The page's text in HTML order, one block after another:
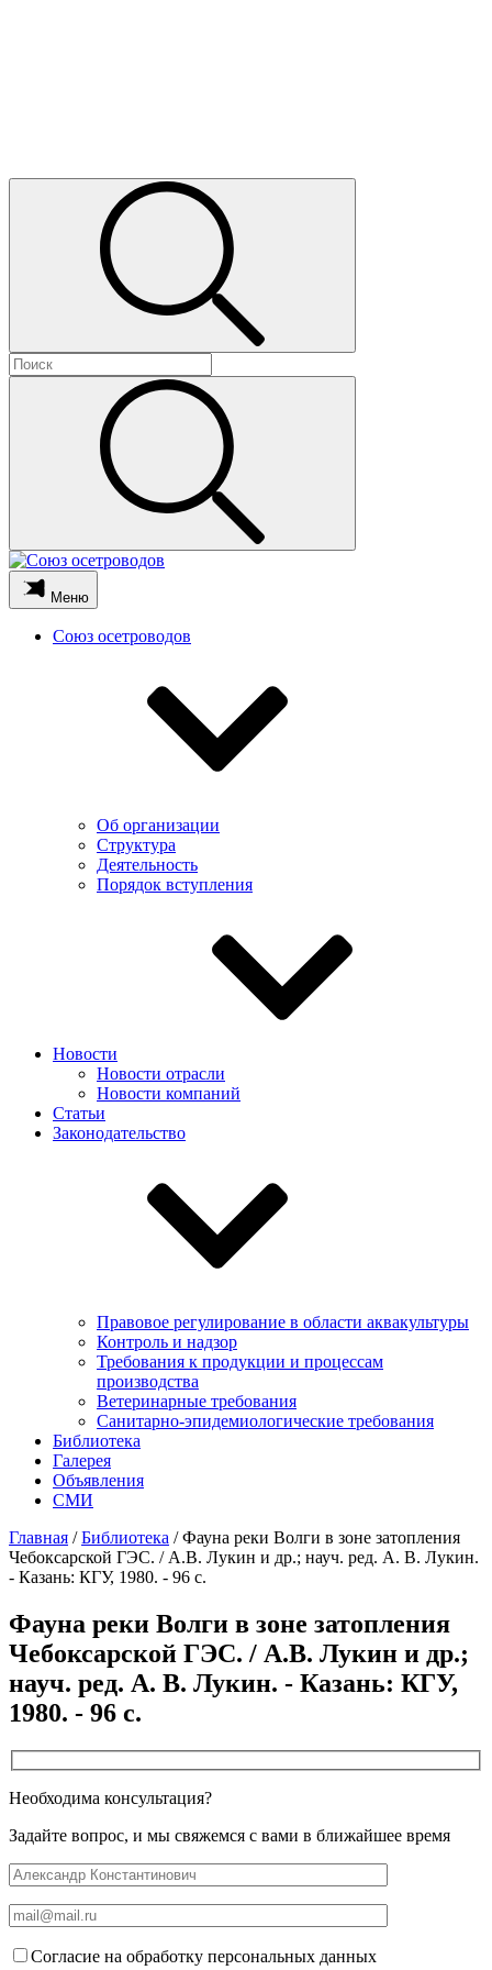
Меню
Союз осетроводов
Об организации
Структура
Деятельность
Порядок вступления
Новости
Новости отрасли
Новости компаний
Статьи
Законодательство
Правовое регулирование в области аквакультуры
Контроль и надзор
Требования к продукции и процессам
производства
Ветеринарные требования
Санитарно-эпидемиологические требования
Библиотека
Галерея
Объявления
СМИ
Главная /Библиотека /Фауна реки Волги в зоне затопления
Чебоксарской ГЭС. / А.В. Лукин и др.; науч. ред. А. В. Лукин.
- Казань: КГУ, 1980. - 96 с.
Фауна реки Волги в зоне затопления
Чебоксарской ГЭС. / А.В. Лукин и др.;
науч. ред. А. В. Лукин. - Казань: КГУ,
1980. - 96 с.
Необходима консультация?
Задайте вопрос, и мы свяжемся с вами в ближайшее время
Согласие на обработку персональных данных